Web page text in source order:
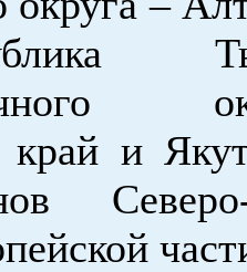
край и
Северо-